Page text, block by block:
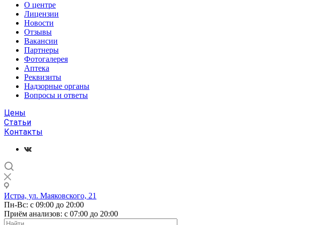
О центре
Лицензии
Новости
Отзывы
Вакансии
Партнеры
Фотогалерея
Аптека
Реквизиты
Надзорные органы
Вопросы и ответы
Цены
Статьи
Контакты
Истра, ул. Маяковского, 21
Пн-Вс: с 09:00 до 20:00
Приём анализов: с 07:00 до 20:00